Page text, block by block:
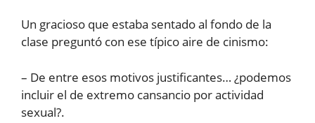
Un gracioso que estaba sentado al fondo de la
clase preguntó con ese típico aire de cinismo:
– De entre esos motivos justificantes… ¿podemos
incluir el de extremo cansancio por actividad
sexual?.